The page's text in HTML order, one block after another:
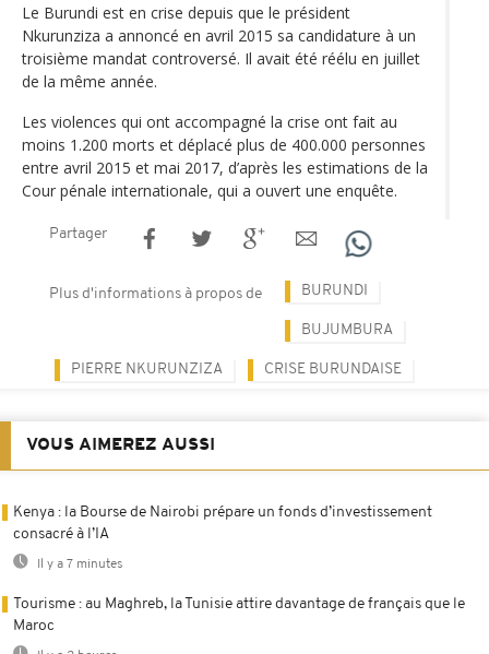
Le Burundi est en crise depuis que le président
Nkurunziza a annoncé en avril 2015 sa candidature à un
troisième mandat controversé. Il avait été réélu en juillet
de la même année.
Les violences qui ont accompagné la crise ont fait au
moins 1.200 morts et déplacé plus de 400.000 personnes
entre avril 2015 et mai 2017, d’après les estimations de la
Cour pénale internationale, qui a ouvert une enquête.
Partager
Plus d'informations à propos de BURUNDI
BUJUMBURA
PIERRE NKURUNZIZA CRISE BURUNDAISE
VOUS AIMEREZ AUSSI
Kenya : la Bourse de Nairobi prépare un fonds d’investissement
consacré à l’IA
Il y a 7 minutes
Tourisme : au Maghreb, la Tunisie attire davantage de français que le
Maroc